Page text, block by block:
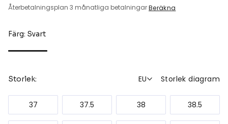
Återbetalningsplan 3 månatliga betalningarBeräkna
Färg: Svart
Storlek: EU Storlek diagram
37 37.5 38 38.5